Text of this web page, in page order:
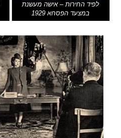
לפיד החירות – אישה מעשנת
במצעד הפסחא 1929